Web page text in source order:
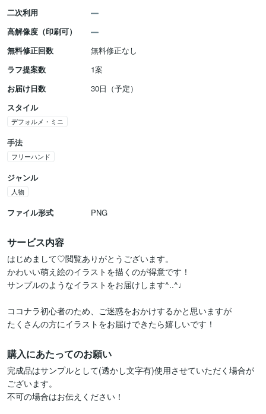
二次利用
高解像度（印刷可）
無料修正回数
無料修正なし
ラフ提案数
1案
お届け日数
30日（予定）
スタイル
デフォルメ・ミニ
手法
フリーハンド
ジャンル
人物
ファイル形式 PNG
サービス内容
はじめまして♡閲覧ありがとうございます。
かわいい萌え絵のイラストを描くのが得意です！
サンプルのようなイラストをお届けします^..^♩
ココナラ初心者のため、ご迷惑をおかけするかと思いますが
たくさんの方にイラストをお届けできたら嬉しいです！
購入にあたってのお願い
完成品はサンプルとして(透かし文字有)使用させていただく場合が
ございます。
不可の場合はお伝えください！